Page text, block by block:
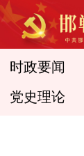
时政要闻
党史理论